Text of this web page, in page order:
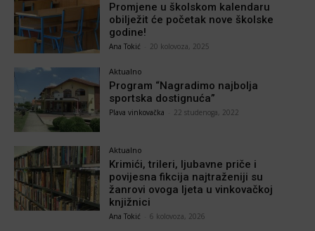
Promjene u školskom kalendaru
obilježit će početak nove školske
godine!
Ana Tokić 20 kolovoza, 2025
Aktualno
Program “Nagradimo najbolja
sportska dostignuća”
Plava vinkovačka 22 studenoga, 2022
Aktualno
Krimići, trileri, ljubavne priče i
povijesna fikcija najtraženiji su
žanrovi ovoga ljeta u vinkovačkoj
knjižnici
Ana Tokić 6 kolovoza, 2026